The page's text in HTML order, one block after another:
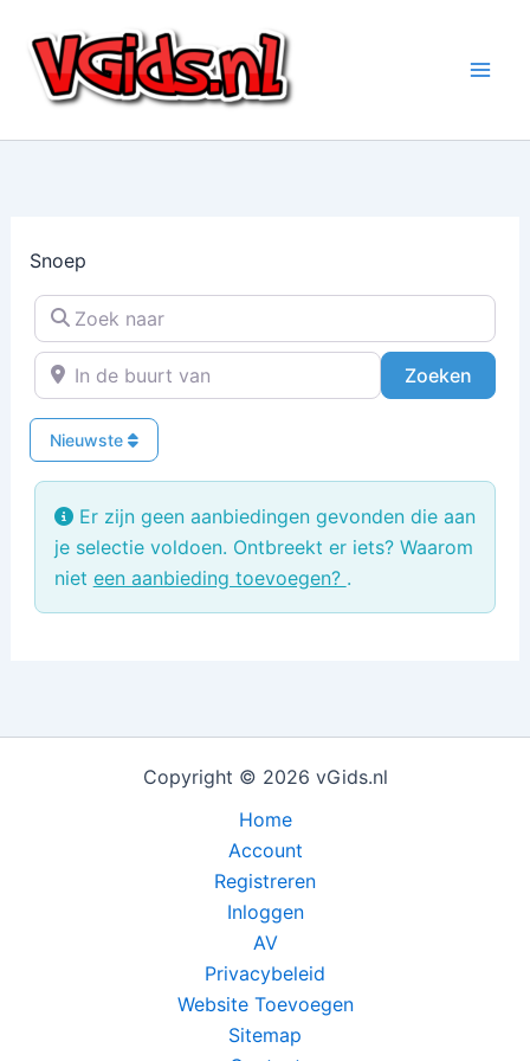
naar
inhoud
Snoep
Zoek naar
In de buurt van
Zoeken
Nieuwste
Er zijn geen aanbiedingen gevonden die aan
je selectie voldoen. Ontbreekt er iets? Waarom
niet een aanbieding toevoegen? .
Copyright © 2026 vGids.nl
Home
Account
Registreren
Inloggen
AV
Privacybeleid
Website Toevoegen
Sitemap